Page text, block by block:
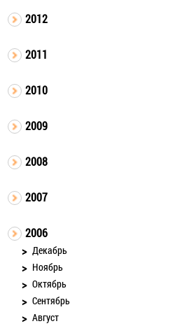
2012
2011
2010
2009
2008
2007
2006
Декабрь
Ноябрь
Октябрь
Сентябрь
Август